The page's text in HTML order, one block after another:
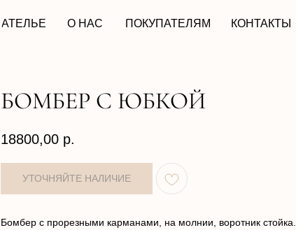
КОНТАКТЫ
О НАС ПОКУПАТЕЛЯМ
БОМБЕР С ЮБКОЙ
18800,00 р.
Бомбер с прорезными карманами, на молнии, воротник стойка.